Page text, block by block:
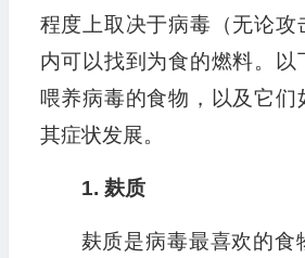
程度上取决于病毒（无论攻
内可以找到为食的燃料。以
喂养病毒的食物，以及它们
其症状发展。
1. 麸质
麸质是病毒最喜欢的食